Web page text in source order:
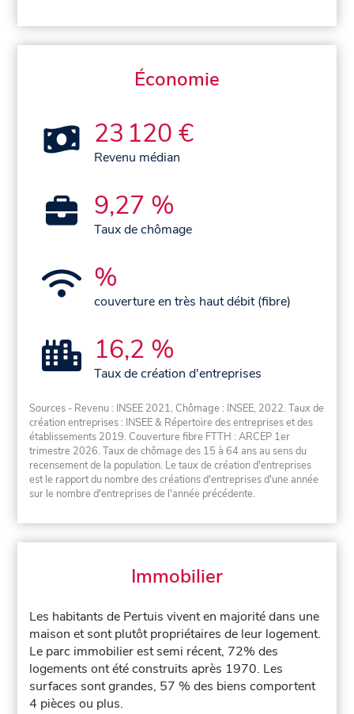
Économie
23 120 €
Revenu médian
9,27 %
Taux de chômage
%
couverture en très haut débit (fibre)
16,2 %
Taux de création d'entreprises
Sources - Revenu : INSEE 2021, Chômage : INSEE, 2022. Taux de
création entreprises : INSEE & Répertoire des entreprises et des
établissements 2019. Couverture fibre FTTH : ARCEP 1er
trimestre 2026. Taux de chômage des 15 à 64 ans au sens du
recensement de la population. Le taux de création d'entreprises
est le rapport du nombre des créations d'entreprises d'une année
sur le nombre d'entreprises de l'année précédente.
Immobilier
Les habitants de Pertuis vivent en majorité dans une
maison et sont plutôt propriétaires de leur logement.
Le parc immobilier est semi récent, 72% des
logements ont été construits après 1970. Les
surfaces sont grandes, 57 % des biens comportent
4 pièces ou plus.